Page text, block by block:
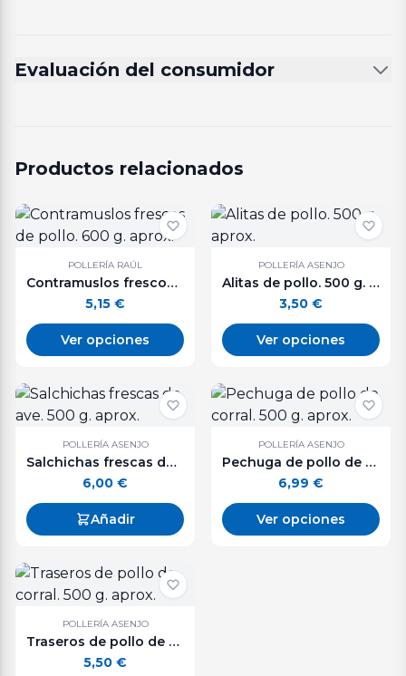
Evaluación del consumidor
Productos relacionados
POLLERÍA RAÚL
Contramuslos frescos de pollo. 600 g. aprox.
5,15 €
Ver opciones
POLLERÍA ASENJO
Alitas de pollo. 500 g. aprox.
3,50 €
Ver opciones
POLLERÍA ASENJO
Salchichas frescas de ave. 500 g. aprox.
6,00 €
Añadir
POLLERÍA ASENJO
Pechuga de pollo de corral. 500 g. aprox.
6,99 €
Ver opciones
POLLERÍA ASENJO
Traseros de pollo de corral. 500 g. aprox.
5,50 €